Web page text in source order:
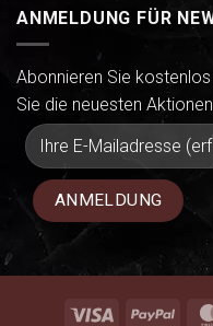
ANMELDUNG FÜR
Abonnieren Sie
Sie die neuesten
Visa PayPal